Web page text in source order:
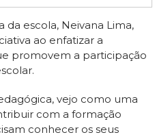
escola, Neivana Lima,
ao enfatizar a
promovem a participação
vejo como uma
com a formação
conhecer os seus